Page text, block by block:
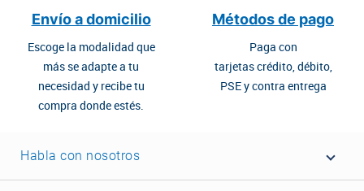
Envío a domicilio
Escoge la modalidad que
más se adapte a tu
necesidad y recibe tu
compra donde estés.
Métodos de pago
Paga con
tarjetas crédito, débito,
PSE y contra entrega
Habla con nosotros